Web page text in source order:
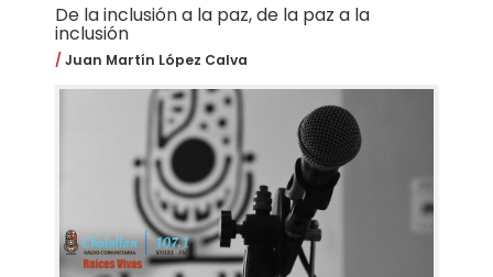
De la inclusión a la paz, de la paz a la
inclusión
Juan Martín López Calva